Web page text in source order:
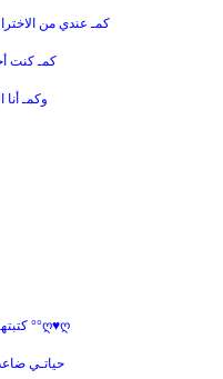
كمـ عندي من
كمـ كنت
وكمـ أنا
ღ♥ღ°° كتبتهـا مــطــلـقــة °°ღ♥ღ
حياتـي